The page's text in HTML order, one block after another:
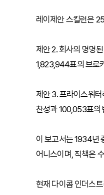
레이제안 스킬런은
제안 2. 회사의 명명
1,823,944표의 브로
제안 3. 프라이스워
찬성과 100,053표의
이 보고서는 1934년
어니스이며, 직책은
현재 다이콤 인더스